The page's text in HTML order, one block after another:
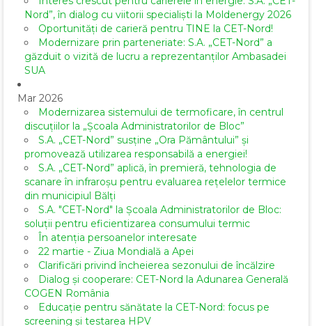
Nord”, în dialog cu viitorii specialiști la Moldenergy 2026
Oportunități de carieră pentru TINE la CET-Nord!
Modernizare prin parteneriate: S.A. „CET-Nord” a
găzduit o vizită de lucru a reprezentanților Ambasadei
SUA
Mar 2026
Modernizarea sistemului de termoficare, în centrul
discuțiilor la „Școala Administratorilor de Bloc”
S.A. „CET-Nord” susține „Ora Pământului” și
promovează utilizarea responsabilă a energiei!
S.A. „CET-Nord” aplică, în premieră, tehnologia de
scanare în infraroșu pentru evaluarea rețelelor termice
din municipiul Bălți
S.A. "CET-Nord" la Școala Administratorilor de Bloc:
soluții pentru eficientizarea consumului termic
În atenția persoanelor interesate
22 martie - Ziua Mondială a Apei
Clarificări privind încheierea sezonului de încălzire
Dialog și cooperare: CET-Nord la Adunarea Generală
COGEN România
Educație pentru sănătate la CET-Nord: focus pe
screening și testarea HPV